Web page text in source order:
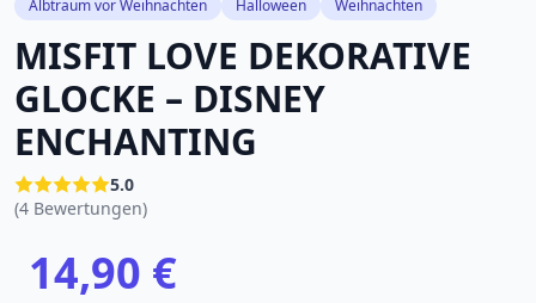
Albtraum vor Weihnachten Halloween Weihnachten
MISFIT LOVE DEKORATIVE
GLOCKE – DISNEY
ENCHANTING
5.0
(4 Bewertungen)
14,90 €